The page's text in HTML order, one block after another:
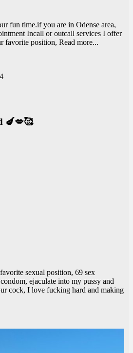
fun time.if you are in Odense area,
Incall or outcall services I offer
favorite position, Read more...
🍆💋🥰
sexual position, 69 sex
ejaculate into my pussy and
cock, I love fucking hard and making